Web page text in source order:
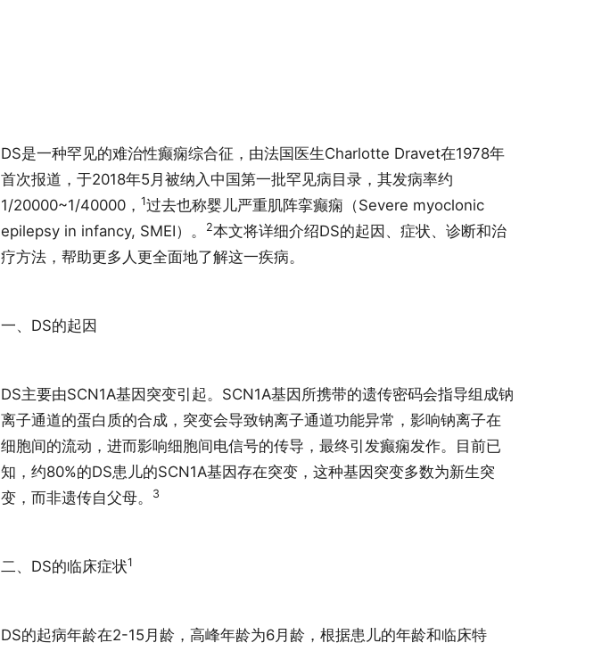
DS是一种罕见的难治性癫痫综合征，由法国医生Charlotte Dravet在1978年
首次报道，于2018年5月被纳入中国第一批罕见病目录，其发病率约
1/20000~1/40000， 1过去也称婴儿严重肌阵挛癫痫（Severe myoclonic
epilepsy in infancy, SMEI）。
2本文将详细介绍DS的起因、症状、诊断和治
疗方法，帮助更多人更全面地了解这一疾病。
一、DS的起因
DS主要由SCN1A基因突变引起。SCN1A基因所携带的遗传密码会指导组成钠
离子通道的蛋白质的合成，突变会导致钠离子通道功能异常，影响钠离子在
细胞间的流动，进而影响细胞间电信号的传导，最终引发癫痫发作。目前已
知，约80%的DS患儿的SCN1A基因存在突变，这种基因突变多数为新生突
变，而非遗传自父母。
3
二、DS的临床症状1
DS的起病年龄在2-15月龄，高峰年龄为6月龄，根据患儿的年龄和临床特